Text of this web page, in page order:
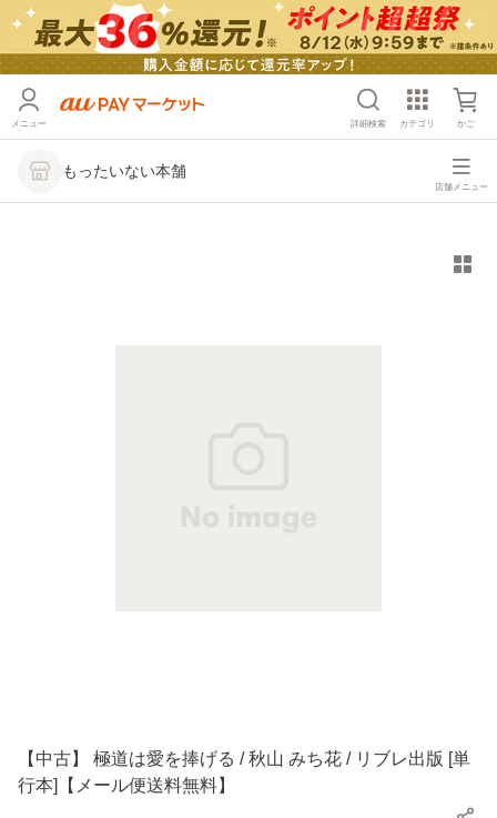
メニュー 詳細検索 カテゴリ かご
もったいない本舗
店舗メニュー
【中古】 極道は愛を捧げる / 秋山 みち花 / リブレ出版 [単
行本]【メール便送料無料】